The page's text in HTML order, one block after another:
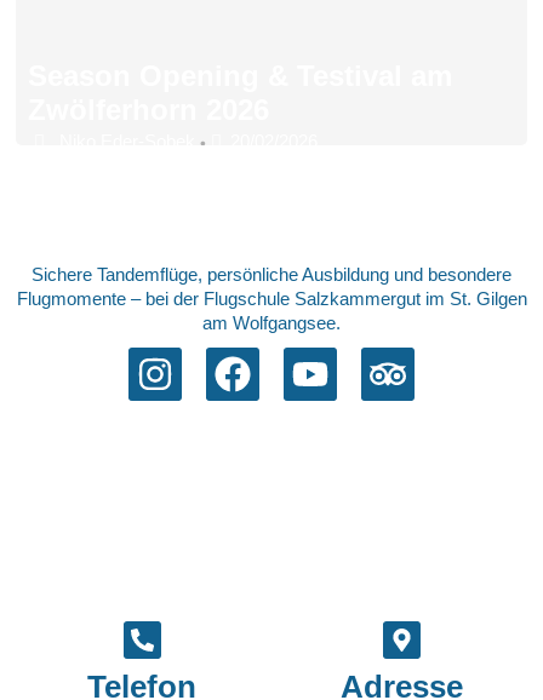
•
Sichere Tandemflüge, persönliche Ausbildung und besondere
Flugmomente – bei der Flugschule Salzkammergut im St. Gilgen
am Wolfgangsee.
Telefon Adresse